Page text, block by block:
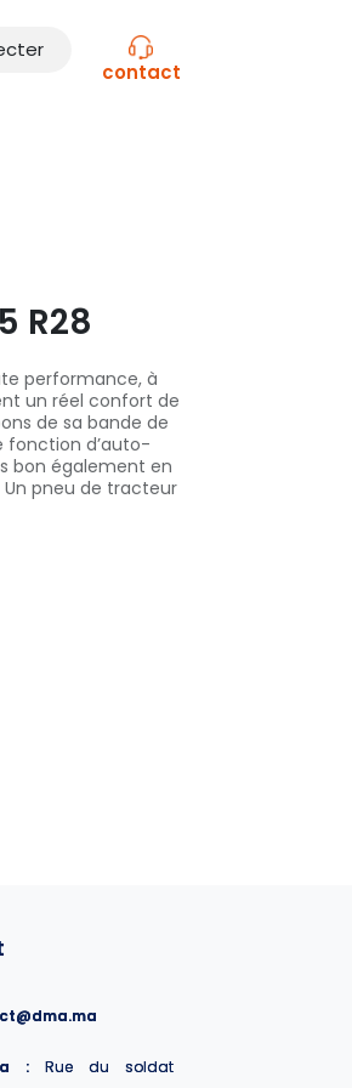
contact
R28
performance, à
un réel confort de
de sa bande de
fonction d’auto-
bon également en
Un pneu de tracteur
:
Rue du soldat
:
Rue du soldat